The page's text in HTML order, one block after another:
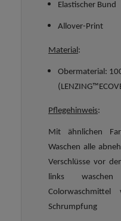
Elastischer Bund
Allover-Print
Material:
Obermaterial:
Pflegehinweis:
Mit ähnlichen
Waschen alle
Verschlüsse vor
links
Schrumpfung